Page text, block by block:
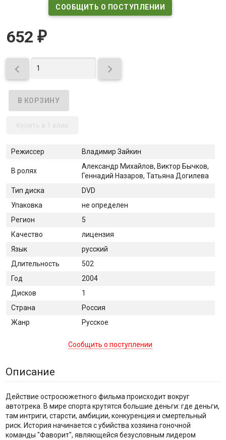
СООБЩИТЬ О ПОСТУПЛЕНИИ
652 ₽
 
Режиссер Владимир Зайкин
В ролях
Александр Михайлов, Виктор Бычков,
Геннадий Назаров, Татьяна Догилева
Тип диска
DVD
Упаковка
не определен
Регион
5
Качество
лицензия
Язык
русский
Длительность
502
Год
2004
Дисков
1
Страна
Россия
Жанр
Русское
Сообщить о поступлении
Описание
Действие остросюжетного фильма происходит вокруг
автотрека. В мире спорта крутятся большие деньги: где деньги,
там интриги, старсти, амбиции, конкуренция и смертельный
риск. История начинается с убийства хозяина гоночной
команды "Фаворит", являющейся безусловным лидером